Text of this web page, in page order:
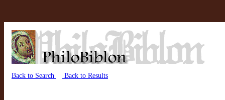
Back to Search Back to Results